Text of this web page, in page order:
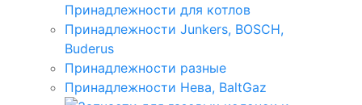
Принадлежности для котлов
Принадлежности Junkers, BOSCH,
Buderus
Принадлежности разные
Принадлежности Нева, BaltGaz